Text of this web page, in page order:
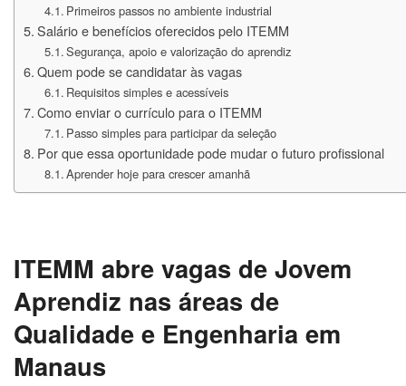
Primeiros passos no ambiente industrial
Salário e benefícios oferecidos pelo ITEMM
Segurança, apoio e valorização do aprendiz
Quem pode se candidatar às vagas
Requisitos simples e acessíveis
Como enviar o currículo para o ITEMM
Passo simples para participar da seleção
Por que essa oportunidade pode mudar o futuro profissional
Aprender hoje para crescer amanhã
ITEMM abre vagas de Jovem
Aprendiz nas áreas de
Qualidade e Engenharia em
Manaus